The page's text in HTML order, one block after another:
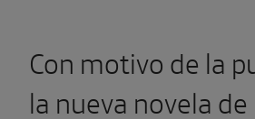
Con motivo de la
la nueva novela de